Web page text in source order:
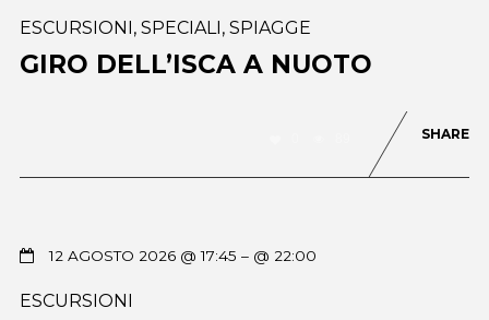
ESCURSIONI, SPECIALI, SPIAGGE
GIRO DELL’ISCA A NUOTO
SHARE
12 AGOSTO 2026 @ 17:45 – @ 22:00
ESCURSIONI